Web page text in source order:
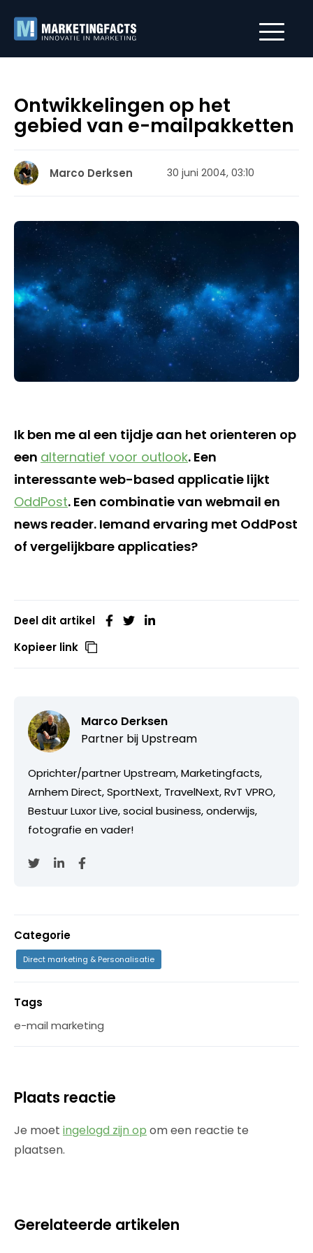
Ontwikkelingen op het
gebied van e-mailpakketten
Marco Derksen 30 juni 2004, 03:10
Ik ben me al een tijdje aan het orienteren op
een alternatief voor outlook. Een
interessante web-based applicatie lijkt
OddPost. Een combinatie van webmail en
news reader. Iemand ervaring met OddPost
of vergelijkbare applicaties?
Deel dit artikel
Kopieer link
Marco Derksen
Partner bij Upstream
Oprichter/partner Upstream, Marketingfacts,
Arnhem Direct, SportNext, TravelNext, RvT VPRO,
Bestuur Luxor Live, social business, onderwijs,
fotografie en vader!
Categorie
Direct marketing & Personalisatie
Tags
e-mail marketing
Plaats reactie
Je moet ingelogd zijn op om een reactie te
plaatsen.
Gerelateerde artikelen